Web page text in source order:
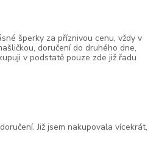
šperky za příznivou cenu, vždy v
doručení do druhého dne,
v podstatě pouze zde již řadu
Již jsem nakupovala vícekrát,